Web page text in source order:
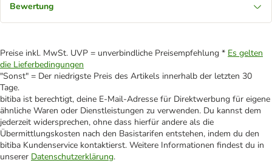
Bewertung
Preise inkl. MwSt. UVP = unverbindliche Preisempfehlung * Es gelten
die Lieferbedingungen
"Sonst" = Der niedrigste Preis des Artikels innerhalb der letzten 30
Tage.
bitiba ist berechtigt, deine E-Mail-Adresse für Direktwerbung für eigene
ähnliche Waren oder Dienstleistungen zu verwenden. Du kannst dem
jederzeit widersprechen, ohne dass hierfür andere als die
Übermittlungskosten nach den Basistarifen entstehen, indem du den
bitiba Kundenservice kontaktierst. Weitere Informationen findest du in
unserer Datenschutzerklärung.